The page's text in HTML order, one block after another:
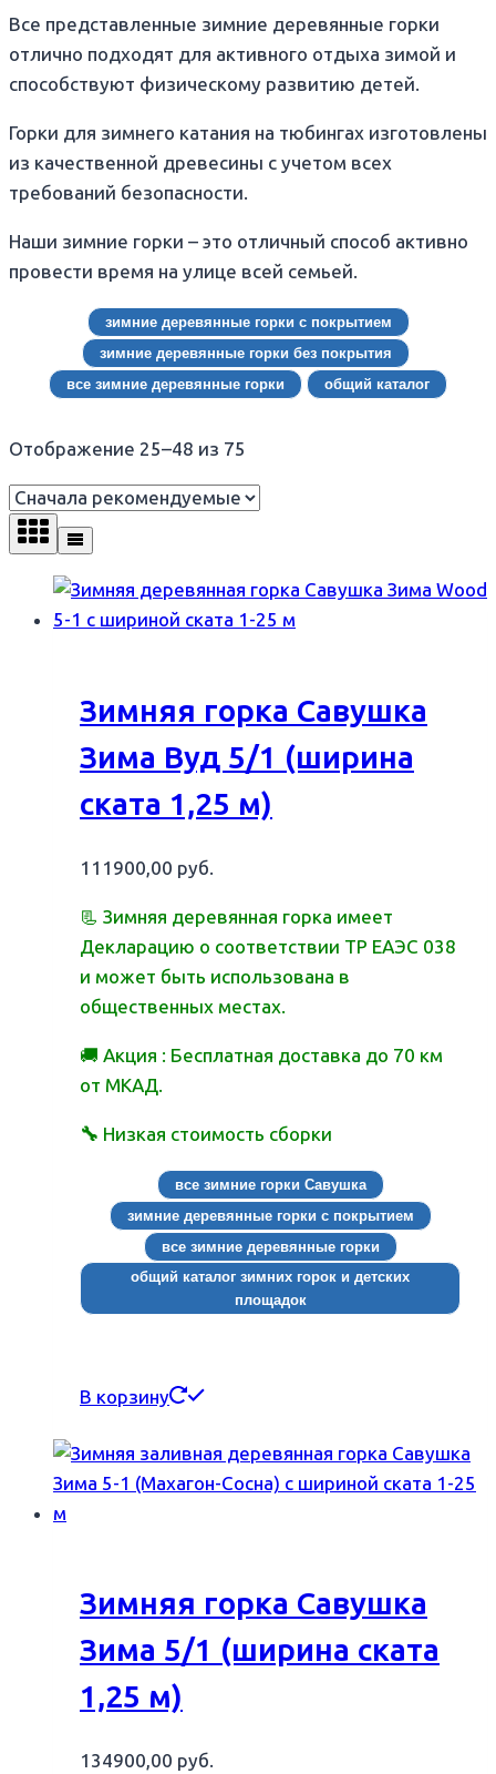
Все представленные зимние деревянные горки
отлично подходят для активного отдыха зимой и
способствуют физическому развитию детей.
Горки для зимнего катания на тюбингах изготовлены
из качественной древесины с учетом всех
требований безопасности.
Наши зимние горки – это отличный способ активно
провести время на улице всей семьей.
зимние деревянные горки с покрытием
зимние деревянные горки без покрытия
все зимние деревянные горки
общий каталог
Отображение 25–48 из 75
Зимняя горка Савушка
Зима Вуд 5/1 (ширина
ската 1,25 м)
111900,00 руб.
📃 Зимняя деревянная горка имеет
Декларацию о соответствии ТР ЕАЭС 038
и может быть использована в
общественных местах.
🚚 Акция : Бесплатная доставка до 70 км
от МКАД.
🔧 Низкая стоимость сборки
все зимние горки Савушка
зимние деревянные горки с покрытием
все зимние деревянные горки
общий каталог зимних горок и детских
площадок
В корзину
Зимняя горка Савушка
Зима 5/1 (ширина ската
1,25 м)
134900,00 руб.